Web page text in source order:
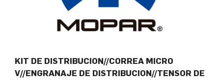
KIT DE DISTRIBUCION//CORREA MICRO
V//ENGRANAJE DE DISTRIBUCION//TENSOR DE